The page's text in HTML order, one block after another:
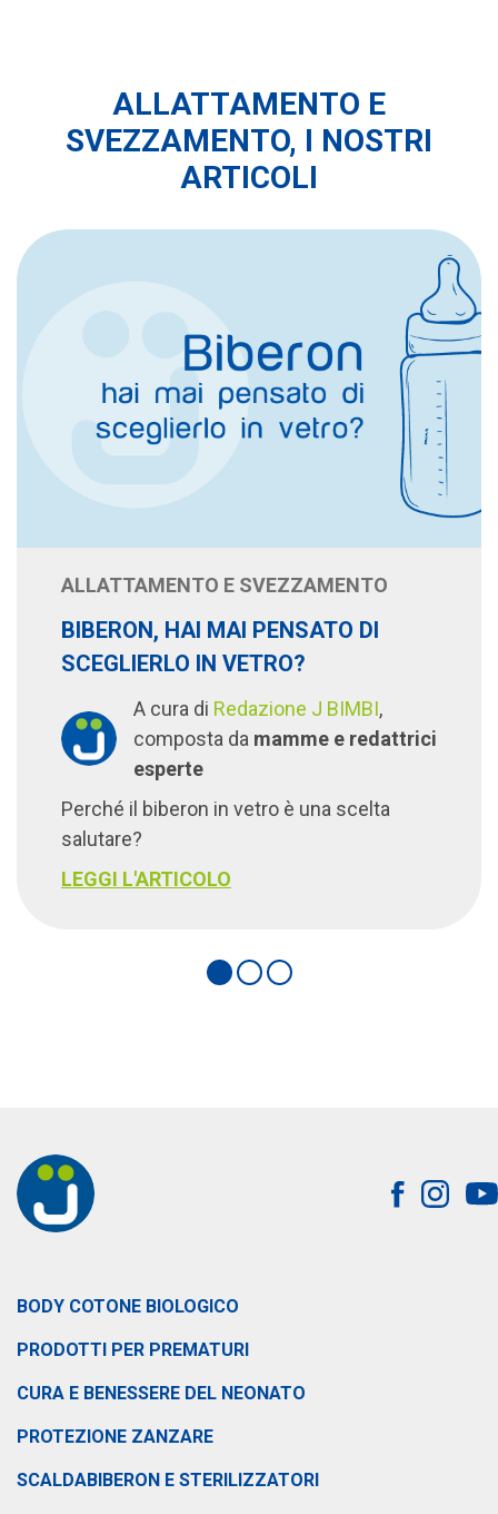
ALLATTAMENTO E
SVEZZAMENTO, I NOSTRI
ARTICOLI
ALLATTAMENTO E SVEZZAMENTO
BIBERON, HAI MAI PENSATO DI
SCEGLIERLO IN VETRO?
A cura di Redazione J BIMBI,
composta da mamme e redattrici
esperte
Perché il biberon in vetro è una scelta
salutare?
LEGGI L'ARTICOLO
BODY COTONE BIOLOGICO
PRODOTTI PER PREMATURI
CURA E BENESSERE DEL NEONATO
PROTEZIONE ZANZARE
SCALDABIBERON E STERILIZZATORI